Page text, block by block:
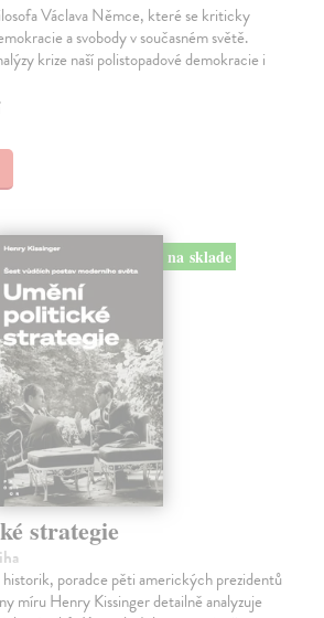
Václava Němce, které se kriticky
a svobody v současném světě.
krize naší polistopadové demokracie i
na sklade
strategie
poradce pěti amerických prezidentů
míru Henry Kissinger detailně analyzuje